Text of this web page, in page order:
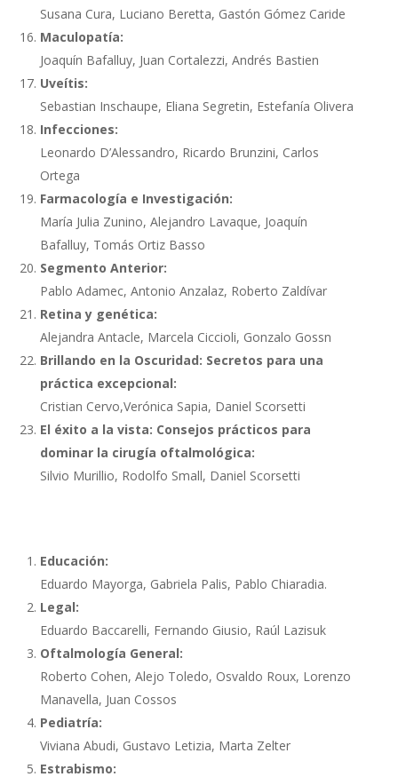
Susana Cura, Luciano Beretta, Gastón Gómez Caride
Maculopatía:
Joaquín Bafalluy, Juan Cortalezzi, Andrés Bastien
Uveítis:
Sebastian Inschaupe, Eliana Segretin, Estefanía Olivera
Infecciones:
Leonardo D’Alessandro, Ricardo Brunzini, Carlos
Ortega
Farmacología e Investigación:
María Julia Zunino, Alejandro Lavaque, Joaquín
Bafalluy, Tomás Ortiz Basso
Segmento Anterior:
Pablo Adamec, Antonio Anzalaz, Roberto Zaldívar
Retina y genética:
Alejandra Antacle, Marcela Ciccioli, Gonzalo Gossn
Brillando en la Oscuridad: Secretos para una
práctica excepcional:
Cristian Cervo,Verónica Sapia, Daniel Scorsetti
El éxito a la vista: Consejos prácticos para
dominar la cirugía oftalmológica:
Silvio Murillio, Rodolfo Small, Daniel Scorsetti
Educación:
Eduardo Mayorga, Gabriela Palis, Pablo Chiaradia.
Legal:
Eduardo Baccarelli, Fernando Giusio, Raúl Lazisuk
Oftalmología General:
Roberto Cohen, Alejo Toledo, Osvaldo Roux, Lorenzo
Manavella, Juan Cossos
Pediatría:
Viviana Abudi, Gustavo Letizia, Marta Zelter
Estrabismo: